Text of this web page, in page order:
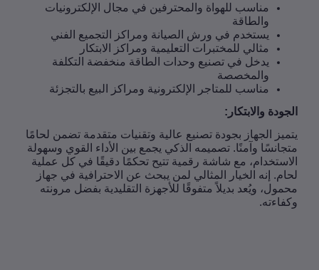
مناسب للهواة والمحترفين في مجال الإلكترونيات
والطاقة
يستخدم في ورش الصيانة ومراكز التجميع الفني
مثالي للمختبرات التعليمية ومراكز الابتكار
يدخل في تصنيع وحدات الطاقة منخفضة التكلفة
والمخصصة
مناسب للمتاجر الإلكترونية ومراكز البيع بالتجزئة
والابتكار:
الجهاز بجودة تصنيع عالية وتقنيات متقدمة تضمن لحامًا
وآمنًا. تصميمه الذكي يجمع بين الأداء القوي وسهولة
مع شاشة رقمية تتيح تحكمًا دقيقًا في كل عملية
إنه الخيار المثالي لمن يبحث عن الاحترافية في جهاز
ويُعد بديلاً متفوقًا للأجهزة التقليدية بفضل مرونته
.